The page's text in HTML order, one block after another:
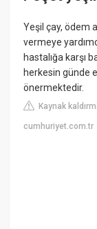
Yeşil çay, ödem
vermeye
hastalığa karşı
herkesin günde
önermektedir.
Kaynak
cumhuriyet.com.tr